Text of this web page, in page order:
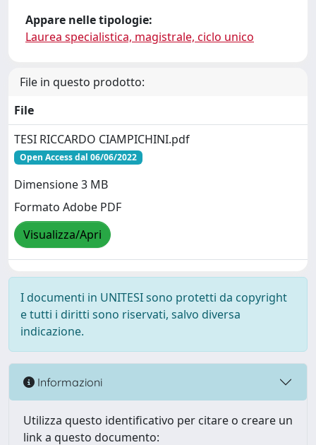
Appare nelle tipologie:
Laurea specialistica, magistrale, ciclo unico
File in questo prodotto:
File
TESI RICCARDO CIAMPICHINI.pdf
Open Access dal 06/06/2022
Dimensione 3 MB
Formato Adobe PDF
Visualizza/Apri
I documenti in UNITESI sono protetti da copyright
e tutti i diritti sono riservati, salvo diversa
indicazione.
Informazioni
Utilizza questo identificativo per citare o creare un
link a questo documento: